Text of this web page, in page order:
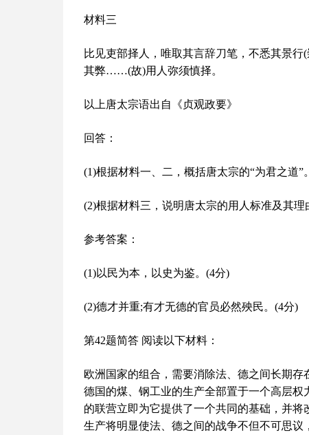
材料三
比见吏部择人，唯取其言辞刀笔，不悉其景
其弊……(故)用人弥须慎择。
以上唐太宗语出自《贞观政要》
回答：
(1)根据材料一、二，概括唐太宗的“为君之道”
(2)根据材料三，说明唐太宗的用人标准及其理
参考答案：
(1)以民为本，以史为鉴。(4分)
(2)德才并重;有才无德的官员必然殃民。(4分)
第42题简答 阅读以下材料：
欧洲国家的组合，需要消除法、德之间长期
德国的煤、钢工业的生产全部置于一个高层
的联营立即为它提供了一个共同的基础，并
生产将明显使法、德之间的战争不但不可思